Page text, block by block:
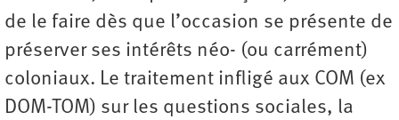
de le faire dès que l’occasion se présente de
préserver ses intérêts néo- (ou carrément)
coloniaux. Le traitement infligé aux COM (ex
DOM-TOM) sur les questions sociales, la